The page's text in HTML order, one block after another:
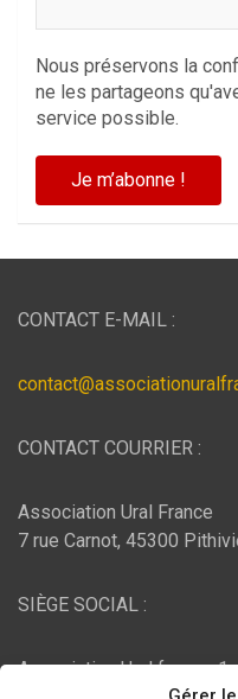
Nous préservons la
ne les partageons
service possible.
CONTACT E-MAIL :
CONTACT COURRIER :
Association Ural France
7 rue Carnot, 45300
SIÈGE SOCIAL :
Association Ural france,